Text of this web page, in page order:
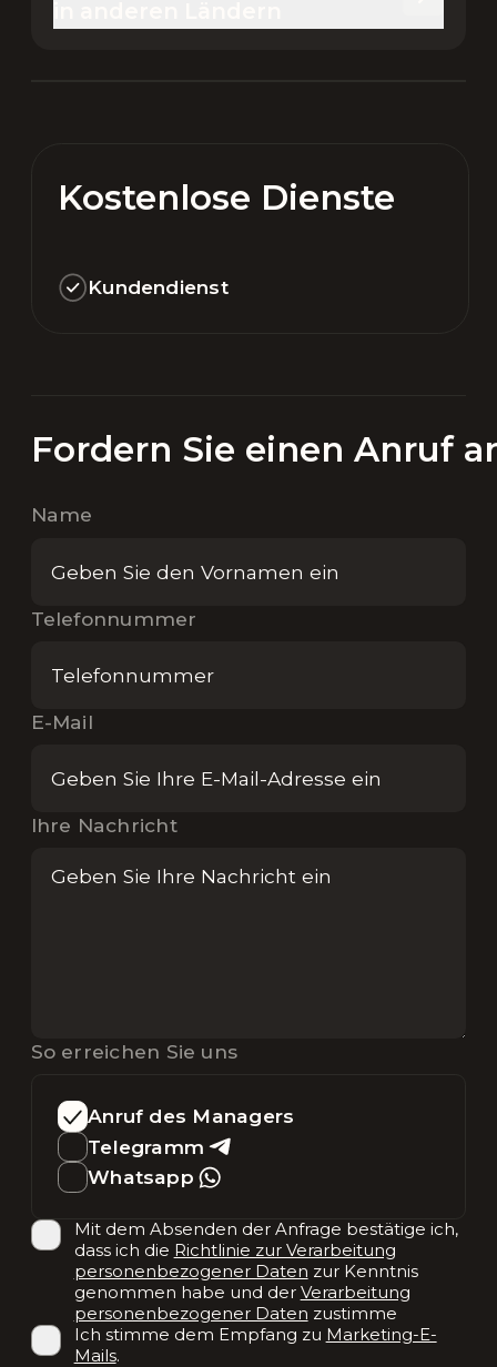
Kostenlose Dienste
Kundendienst
Fordern Sie einen Anruf
Name
Telefonnummer
E-Mail
Ihre Nachricht
So erreichen Sie uns
Anruf des Managers
Telegramm
Whatsapp
Mit dem Absenden der Anfrage bestätige ich,
dass ich die Richtlinie zur Verarbeitung
personenbezogener Daten zur Kenntnis
genommen habe und der Verarbeitung
personenbezogener Daten zustimme
Ich stimme dem Empfang zu Marketing-E-
Mails.